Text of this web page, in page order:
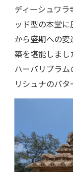
ディーシュワ
ッド型の本堂
から盛期への
築を堪能しま
ハーバリプラ
リシュナのバタ